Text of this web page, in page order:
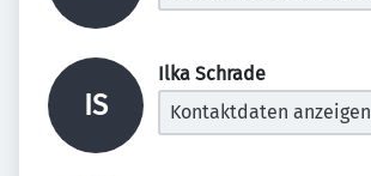
IS
Ilka Schrade
Kontaktdaten anzeigen